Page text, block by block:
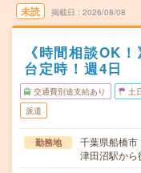
未読 掲載日 2026/08/08
《時間相談OK
台定時！週4日
交通費別途支給あり 土
派遣
勤務地
千葉県船橋市
津田沼駅か